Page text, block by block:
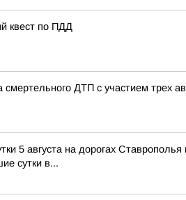
квест по ПДД
ДТП с участием трех
августа на дорогах
сутки в...